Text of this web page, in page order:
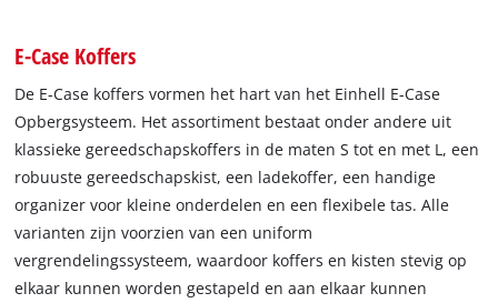
E-Case Koffers
De E-Case koffers vormen het hart van het Einhell E-Case
Opbergsysteem. Het assortiment bestaat onder andere uit
klassieke gereedschapskoffers in de maten S tot en met L, een
robuuste gereedschapskist, een ladekoffer, een handige
organizer voor kleine onderdelen en een flexibele tas. Alle
varianten zijn voorzien van een uniform
vergrendelingssysteem, waardoor koffers en kisten stevig op
elkaar kunnen worden gestapeld en aan elkaar kunnen